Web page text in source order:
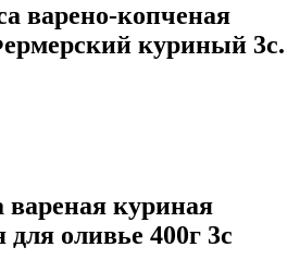
варено-копченая
куриный 3с.
куриная
для оливье 400г 3с